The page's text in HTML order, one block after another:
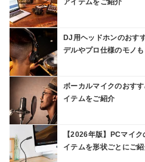
DJ用ヘッドホンのおす
デルやプロ仕様のモノも
ボーカルマイクのおす
イテムをご紹介
【2026年版】PCマイ
イテムを形状ごとにご